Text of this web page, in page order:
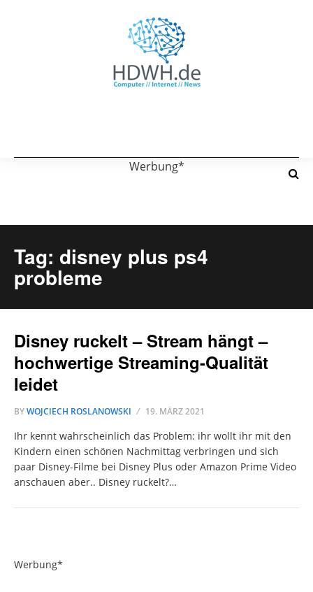
Werbung*
Tag: disney plus ps4
probleme
Disney ruckelt – Stream hängt –
hochwertige Streaming-Qualität
leidet
BYWOJCIECH ROSLANOWSKI 19. MÄRZ 2021
Ihr kennt wahrscheinlich das Problem: ihr wollt ihr mit den
Kindern einen schönen Nachmittag verbringen und sich
paar Disney-Filme bei Disney Plus oder Amazon Prime Video
anschauen aber.. Disney ruckelt?…
Werbung*